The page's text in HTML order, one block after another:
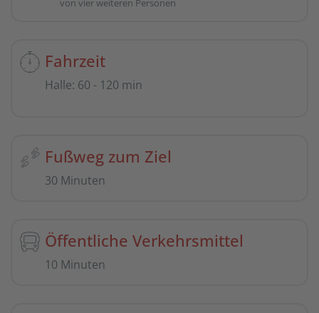
von vier weiteren Personen
Fahrzeit
Halle: 60 - 120 min
Fußweg zum Ziel
30 Minuten
Öffentliche Verkehrsmittel
10 Minuten